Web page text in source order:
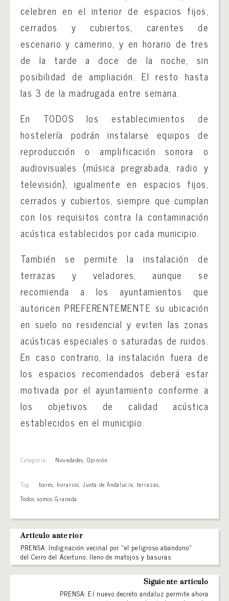
celebren en el interior de espacios fijos,
cerrados y cubiertos, carentes de
escenario y camerino, y en horario de tres
de la tarde a doce de la noche, sin
posibilidad de ampliación. El resto hasta
las 3 de la madrugada entre semana.
En TODOS los establecimientos de
hostelería podrán instalarse equipos de
reproducción o amplificación sonora o
audiovisuales (música pregrabada, radio y
televisión), igualmente en espacios fijos,
cerrados y cubiertos, siempre que cumplan
con los requisitos contra la contaminación
acústica establecidos por cada municipio.
También se permite la instalación de
terrazas y veladores, aunque se
recomienda a los ayuntamientos que
autoricen PREFERENTEMENTE su ubicación
en suelo no residencial y eviten las zonas
acústicas especiales o saturadas de ruidos.
En caso contrario, la instalación fuera de
los espacios recomendados deberá estar
motivada por el ayuntamiento conforme a
los objetivos de calidad acústica
establecidos en el municipio.
Categoría: Novedades Opinión
Tag: bares horarios Junta de Andalucía terrazas
Todos somos Granada
Artículo anterior
PRENSA: Indignación vecinal por «el peligroso abandono»
del Cerro del Aceituno, lleno de matojos y basuras
Siguiente artículo
PRENSA: El nuevo decreto andaluz permite ahora